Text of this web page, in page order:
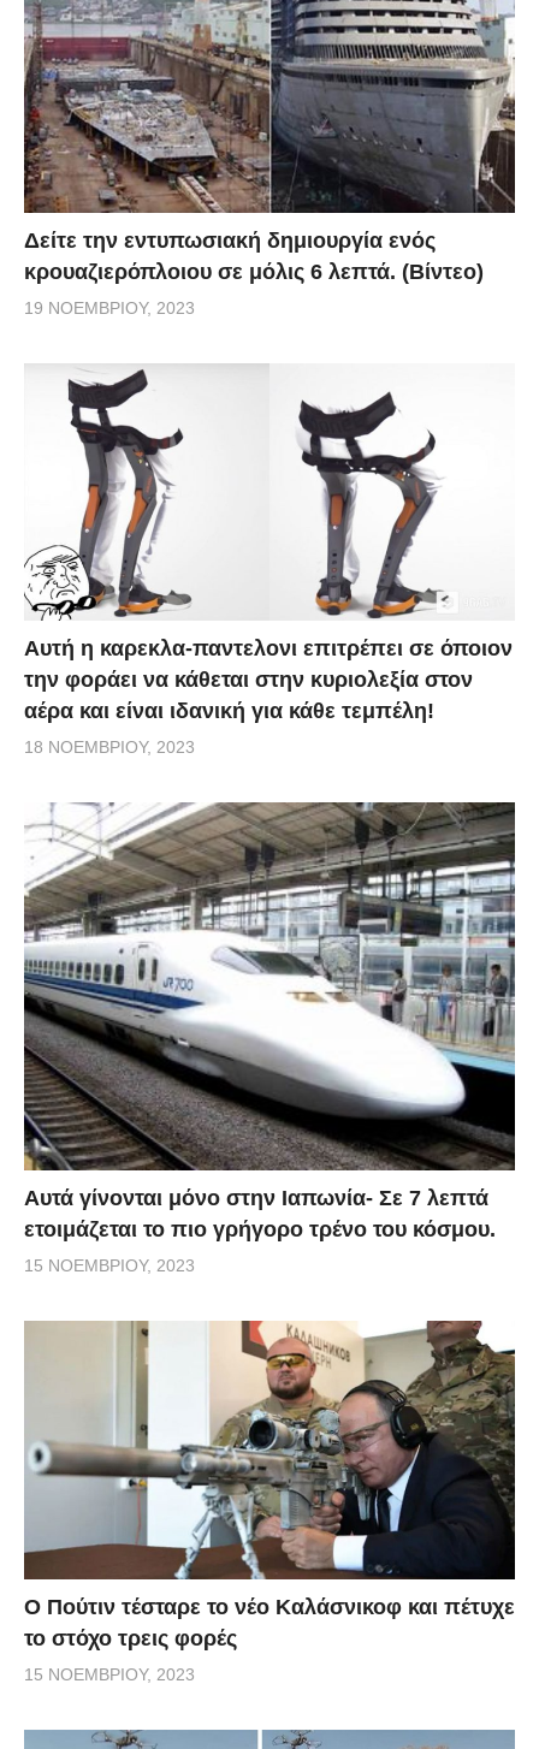
Δείτε την εντυπωσιακή δημιουργία ενός
κρουαζιερόπλοιου σε μόλις 6 λεπτά. (Βίντεο)
19 ΝΟΕΜΒΡΊΟΥ, 2023
Αυτή η καρεκλα-παντελονι επιτρέπει σε όποιον
την φοράει να κάθεται στην κυριολεξία στον
αέρα και είναι ιδανική για κάθε τεμπέλη!
18 ΝΟΕΜΒΡΊΟΥ, 2023
Αυτά γίνονται μόνο στην Ιαπωνία- Σε 7 λεπτά
ετοιμάζεται το πιο γρήγορο τρένο του κόσμου.
15 ΝΟΕΜΒΡΊΟΥ, 2023
Ο Πούτιν τέσταρε το νέο Καλάσνικοφ και πέτυχε
το στόχο τρεις φορές
15 ΝΟΕΜΒΡΊΟΥ, 2023